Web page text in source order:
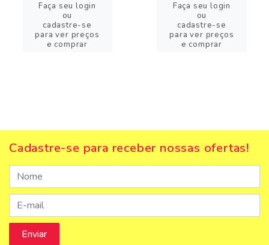
Faça seu login
ou
cadastre-se
para ver preços
e comprar
Faça seu login
ou
cadastre-se
para ver preços
e comprar
Cadastre-se para receber nossas ofertas!